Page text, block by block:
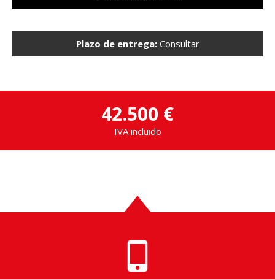
Plazo de entrega:Consultar
42.500 €
IVA incluido